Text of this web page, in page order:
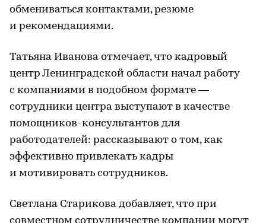
обмениваться контактами, резюме
и рекомендациями.
Татьяна Иванова отмечает, что кадровый
центр Ленинградской области начал работу
с компаниями в подобном формате —
сотрудники центра выступают в качестве
помощников-консультантов для
работодателей: рассказывают о том, как
эффективно привлекать кадры
и мотивировать сотрудников.
Светлана Старикова добавляет, что при